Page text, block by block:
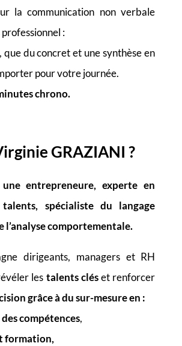
la communication non verbale
:
que du concret et une synthèse en
pour votre journée.
chrono.
GRAZIANI ?
entrepreneure, experte en
spécialiste du langage
l’analyse comportementale.
dirigeants, managers et RH
les talents cléset renforcer
grâce à du sur-mesure en :
compétences,
formation,